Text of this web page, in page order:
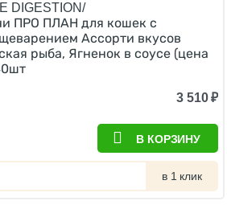
DIGESTION/
ПРО ПЛАН для кошек с
Ассорти вкусов
рыба, Ягненок в соусе (цена
3 510₽
В КОРЗИНУ
в 1 клик